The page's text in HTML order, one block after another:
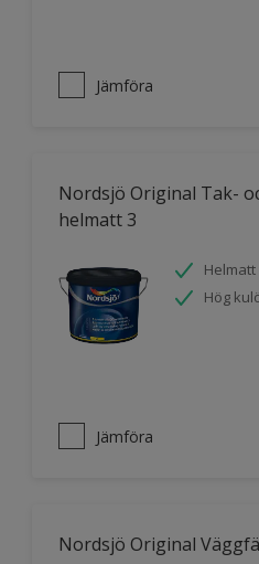
Jämföra
Nordsjö Original Tak-
helmatt 3
Helmatt
Hög
Jämföra
Nordsjö Original